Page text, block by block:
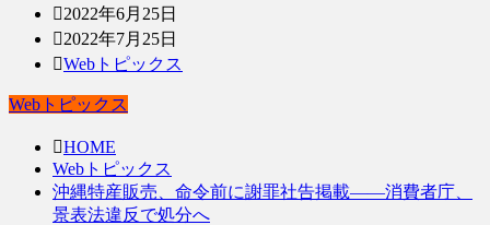
2022年6月25日
2022年7月25日
Webトピックス
Webトピックス
HOME
Webトピックス
沖縄特産販売、命令前に謝罪社告掲載――消費者庁、
景表法違反で処分へ